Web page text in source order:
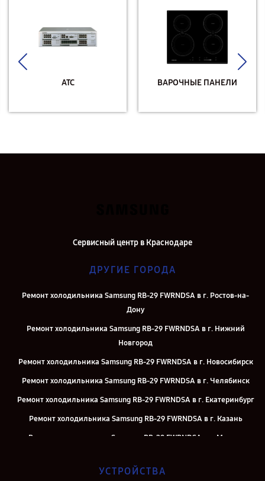
АТС ВАРОЧНЫЕ ПАНЕЛИ
Сервисный центр в Краснодаре
ДРУГИЕ ГОРОДА
Ремонт холодильника Samsung RB-29 FWRNDSA в г. Ростов-на-
Дону
Ремонт холодильника Samsung RB-29 FWRNDSA в г. Нижний
Новгород
Ремонт холодильника Samsung RB-29 FWRNDSA в г. Новосибирск
Ремонт холодильника Samsung RB-29 FWRNDSA в г. Челябинск
Ремонт холодильника Samsung RB-29 FWRNDSA в г. Екатеринбург
Ремонт холодильника Samsung RB-29 FWRNDSA в г. Казань
Ремонт холодильника Samsung RB-29 FWRNDSA в г. Москва
Петербург
УСТРОЙСТВА